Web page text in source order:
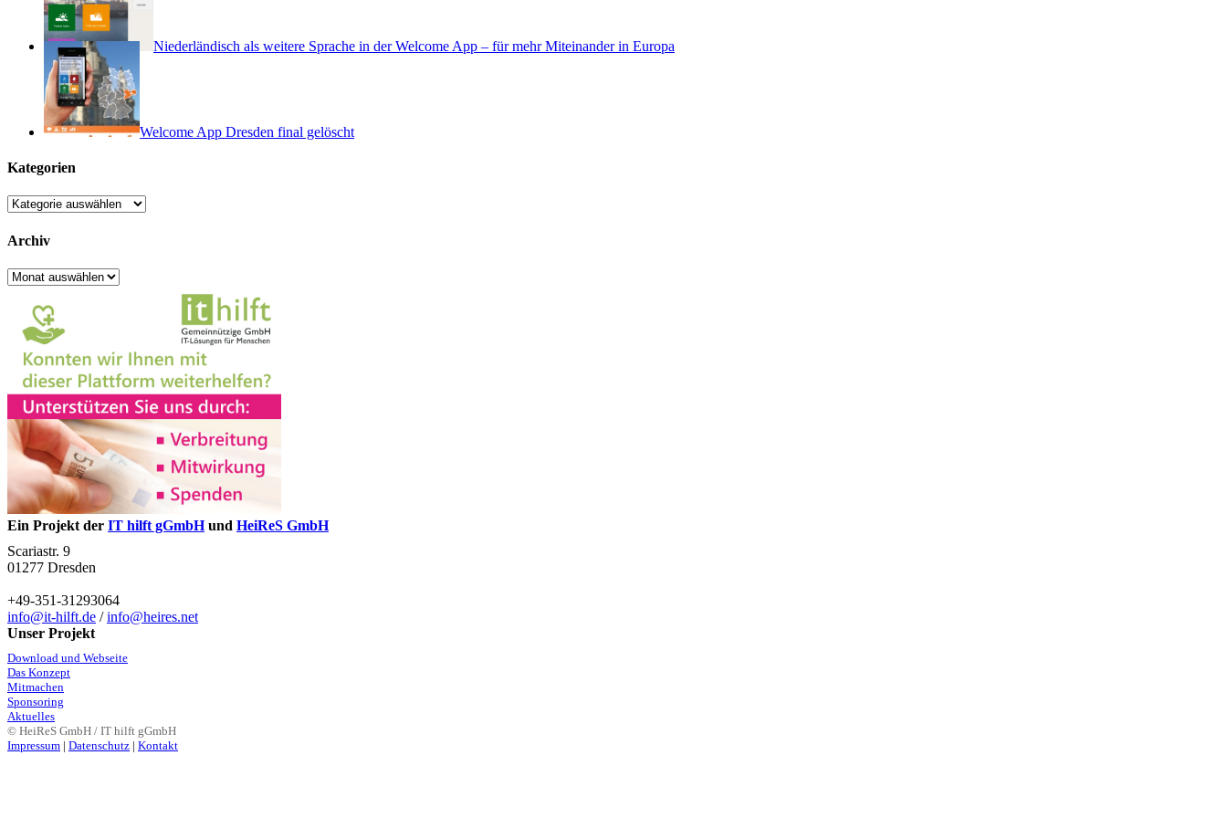
Niederländisch als weitere Sprache in der Welcome App – für mehr Miteinander in Europa
Welcome App Dresden final gelöscht
Kategorien
Kategorien
Archiv
Archiv
Ein Projekt der IT hilft gGmbHund HeiReS GmbH
Scariastr. 9
01277 Dresden
+49-351-31293064
info@it-hilft.de /info@heires.net
Unser Projekt
Download und Webseite
Das Konzept
Mitmachen
Sponsoring
Aktuelles
© HeiReS GmbH / IT hilft gGmbH
Impressum | Datenschutz | Kontakt